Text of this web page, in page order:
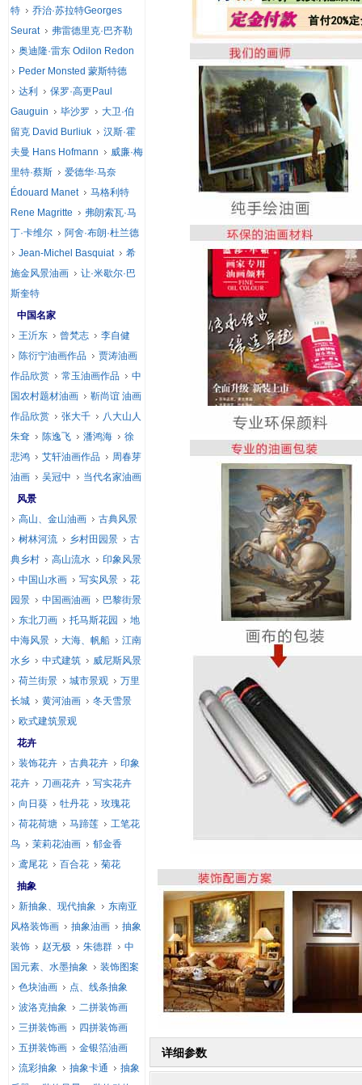
详细参数
特
乔治·苏拉特Georges
Seurat
弗雷德里克·巴齐勒
奥迪隆·雷东 Odilon Redon
Peder Monsted 蒙斯特德
达利
保罗·高更Paul
Gauguin
毕沙罗
大卫·伯
留克 David Burliuk
汉斯·霍
夫曼 Hans Hofmann
威廉·梅
里特·蔡斯
爱德华·马奈
Édouard Manet
马格利特
Rene Magritte
弗朗索瓦·马
丁·卡维尔
阿舍·布朗·杜兰德
Jean-Michel Basquiat
希
施金风景油画
让·米歇尔·巴
斯奎特
中国名家
王沂东
曾梵志
李自健
陈衍宁油画作品
贾涛油画
作品欣赏
常玉油画作品
中
国农村题材油画
靳尚谊 油画
作品欣赏
张大千
八大山人
朱耷
陈逸飞 潘鸿海
徐
悲鸿
艾轩油画作品
周春芽
油画
吴冠中
当代名家油画
风景
高山、金山油画
古典风景
树林河流
乡村田园景
古
典乡村
高山流水
印象风景
中国山水画
写实风景
花
园景
中国画油画
巴黎街景
东北刀画
托马斯花园
地
中海风景
大海、帆船
江南
水乡
中式建筑
威尼斯风景
荷兰街景
城市景观
万里
长城
黄河油画
冬天雪景
欧式建筑景观
花卉
装饰花卉
古典花卉
印象
花卉
刀画花卉
写实花卉
向日葵
牡丹花
玫瑰花
荷花荷塘
马蹄莲
工笔花
鸟
茉莉花油画
郁金香
鸢尾花
百合花
菊花
抽象
新抽象、现代抽象
东南亚
风格装饰画
抽象油画
抽象
装饰
赵无极 朱德群
中
国元素、水墨抽象
装饰图案
色块油画
点、线条抽象
波洛克抽象
二拼装饰画
三拼装饰画
四拼装饰画
五拼装饰画
金银箔油画
流彩抽象
抽象卡通
抽象